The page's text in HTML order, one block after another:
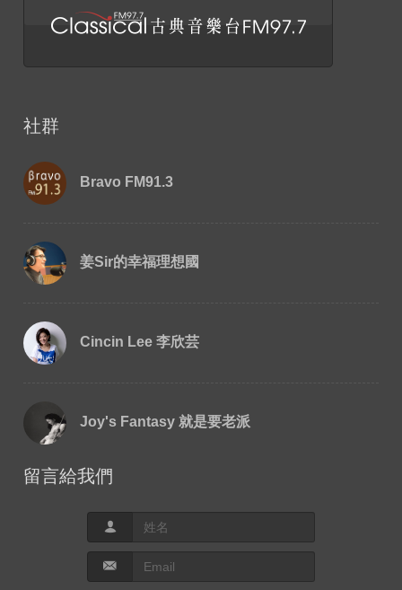
社群
Bravo FM91.3
姜Sir的幸福理想國
Cincin Lee 李欣芸
Joy's Fantasy 就是要老派
留言給我們